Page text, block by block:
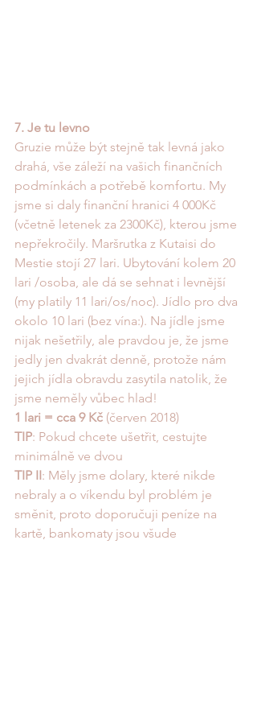
7. Je tu levno
Gruzie může být stejně tak levná jako
drahá, vše záleží na vašich finančních
podmínkách a potřebě komfortu. My
jsme si daly finanční hranici 4 000Kč
(včetně letenek za 2300Kč), kterou jsme
nepřekročily. Maršrutka z Kutaisi do
Mestie stojí 27 lari. Ubytování kolem 20
lari /osoba, ale dá se sehnat i levnější
(my platily 11 lari/os/noc). Jídlo pro dva
okolo 10 lari (bez vína:). Na jídle jsme
nijak nešetřily, ale pravdou je, že jsme
jedly jen dvakrát denně, protože nám
jejich jídla obravdu zasytila natolik, že
jsme neměly vůbec hlad!
1 lari = cca 9 Kč (červen 2018)
TIP: Pokud chcete ušetřit, cestujte
minimálně ve dvou
TIP II: Měly jsme dolary, které nikde
nebraly a o víkendu byl problém je
směnit, proto doporučuji peníze na
kartě, bankomaty jsou všude